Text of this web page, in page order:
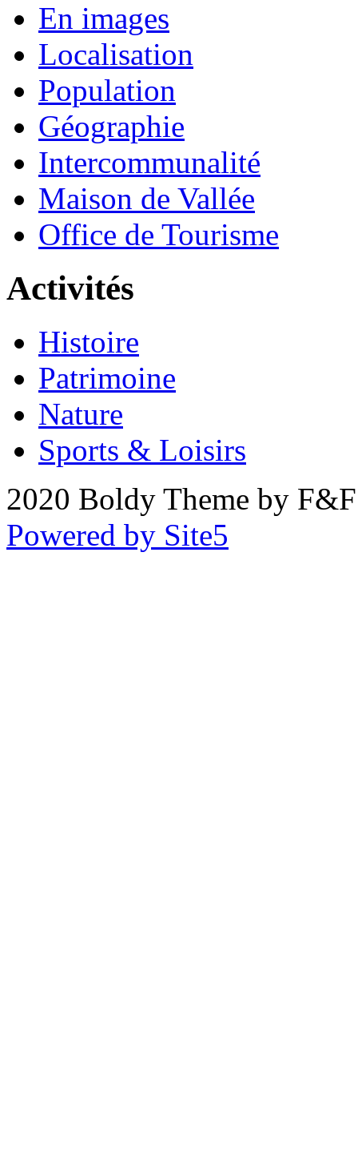
En images
Localisation
Population
Géographie
Intercommunalité
Maison de Vallée
Office de Tourisme
Activités
Histoire
Patrimoine
Nature
Sports & Loisirs
2020 Boldy Theme by
Powered by Site5